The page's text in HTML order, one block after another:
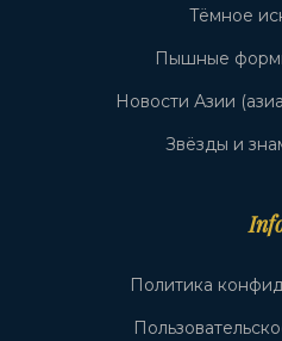
Тёмное
Пышные
Новости Азии
Звёзды и
Политика